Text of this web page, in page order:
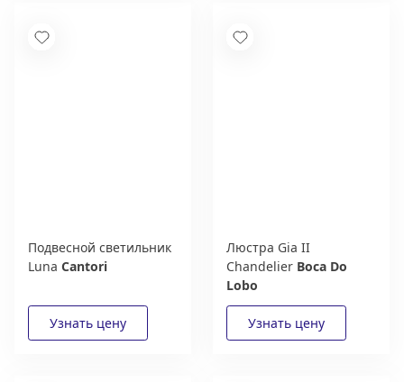
Подвесной светильник
Luna Cantori
Люстра Gia II
Chandelier Boca Do
Lobo